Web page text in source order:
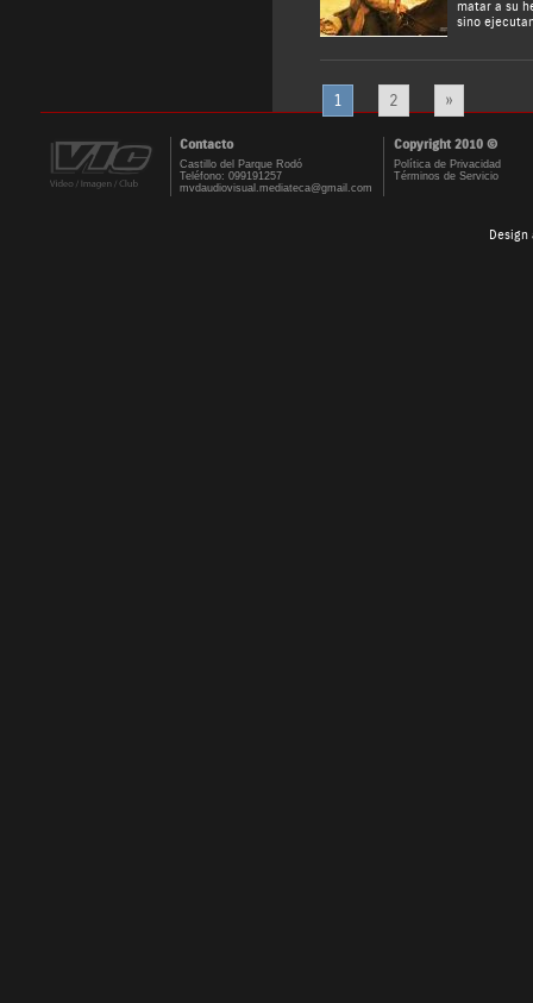
matar a su
sino
1 2 »
Contacto Copyright 2010 ©
Castillo del Parque Rodó
Teléfono: 099191257
mvdaudiovisual.mediateca@gmail.com
Política de Privacidad
Términos de Servicio